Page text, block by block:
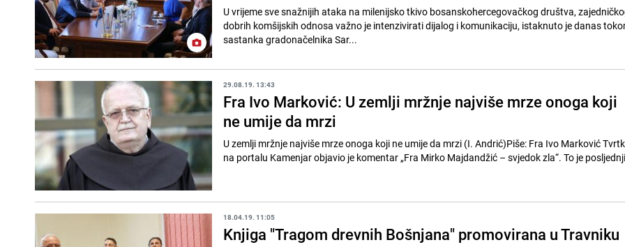
U vrijeme sve snažnijih ataka na milenijsko tkivo bosanskohercegovačkog društva,
dobrih komšijskih odnosa važno je intenzivirati dijalog i komunikaciju, istaknuto je danas
sastanka gradonačelnika Sar...
29.08.19. 13:43
Fra Ivo Marković: U zemlji mržnje najviše mrze onoga koji
ne umije da mrzi
U zemlji mržnje najviše mrze onoga koji ne umije da mrzi (I. Andrić)Piše: Fra Ivo Marković
na portalu Kamenjar objavio je komentar „Fra Mirko Majdandžić – svjedok zla“. To je
18.04.19. 11:05
Knjiga "Tragom drevnih Bošnjana" promovirana u Travniku